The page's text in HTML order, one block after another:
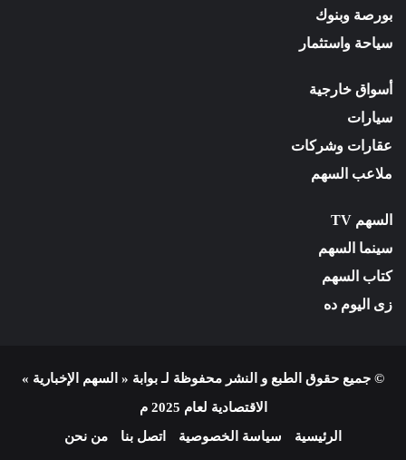
بورصة وبنوك
سياحة واستثمار
أسواق خارجية
سيارات
عقارات وشركات
ملاعب السهم
السهم TV
سينما السهم
كتاب السهم
زى اليوم ده
© جميع حقوق الطبع و النشر محفوظة لـ بوابة « السهم الإخبارية »
الاقتصادية لعام 2025 م
الرئيسية
سياسة الخصوصية اتصل بنا من نحن